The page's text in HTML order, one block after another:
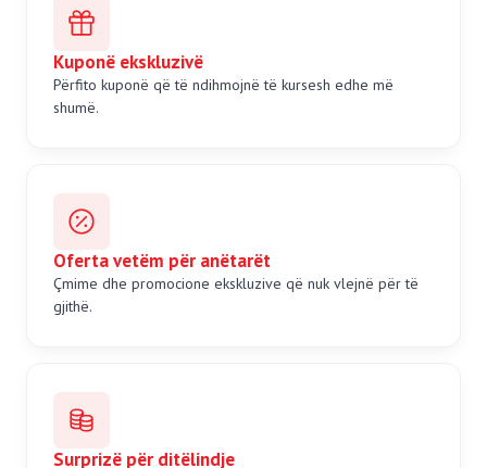
Kuponë ekskluzivë
Përfito kuponë që të ndihmojnë të kursesh edhe më
shumë.
Oferta vetëm për anëtarët
Çmime dhe promocione ekskluzive që nuk vlejnë për të
gjithë.
Surprizë për ditëlindje